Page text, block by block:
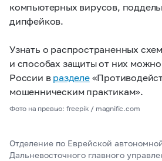
компьютерных вирусов,
дипфейков.
Узнать о распространенных
и способах защиты от них
России в разделе
мошенническим практикам».
Фото на превью: freepik / magnific.com
Отделение по Еврейской
Дальневосточного главного